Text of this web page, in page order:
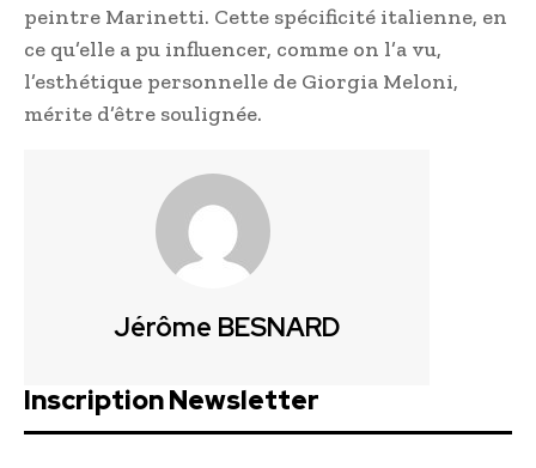
peintre Marinetti. Cette spécificité italienne, en
ce qu’elle a pu influencer, comme on l’a vu,
l’esthétique personnelle de Giorgia Meloni,
mérite d’être soulignée.
Jérôme BESNARD
Inscription Newsletter